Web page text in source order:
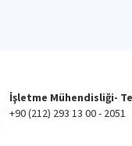
İşletme Mühendisliği-
+90 (212) 293 13 00 - 2051